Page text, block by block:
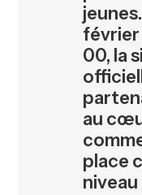
février
00, la
au
place
niveau